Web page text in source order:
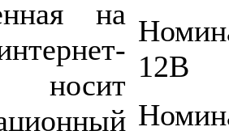
на
носит
12В